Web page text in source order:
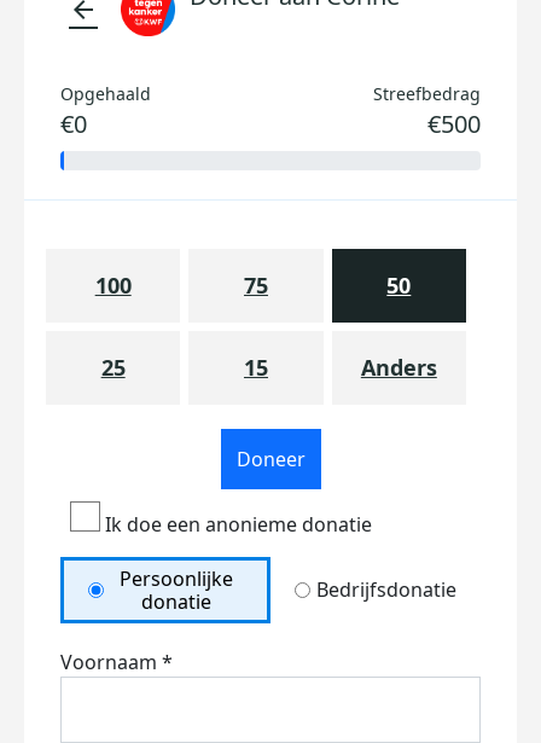
arrow_back
Opgehaald
€0
Streefbedrag
€500
100 75 50
25 15 Anders
Doneer
Ik doe een anonieme donatie
Persoonlijke
donatie
Bedrijfsdonatie
Voornaam *